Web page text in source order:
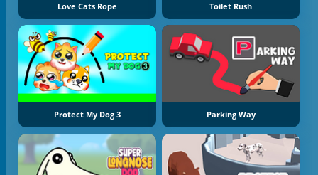
Love Cats Rope Toilet Rush
Protect My Dog 3 Parking Way